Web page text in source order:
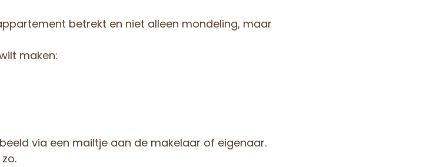
betrekt en niet alleen mondeling, maar
maken:
via een mailtje aan de makelaar of eigenaar.